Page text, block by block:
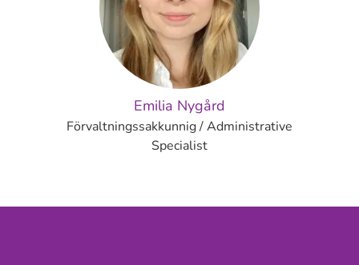
Emilia Nygård
Förvaltningssakkunnig / Administrative
Specialist